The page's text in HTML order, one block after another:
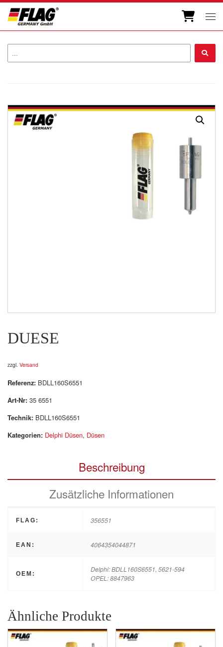
Zum Inhalt springen
DUESE
zzgl. Versand
Referenz: BDLL160S6551
Art-Nr: 35 6551
Technik: BDLL160S6551
Kategorien: Delphi Düsen, Düsen
Beschreibung
Zusätzliche Informationen
FLAG: 356551
EAN: 4064354044871
OEM:
Delphi: BDLL160S6551, 5621-594
OPEL: 8847963
Ähnliche Produkte